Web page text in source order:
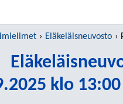
Eläkeläisneuvosto
klo